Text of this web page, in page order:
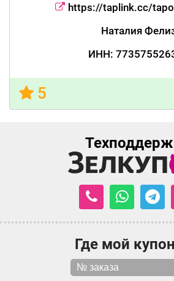
https://taplink.cc/
Наталия
ИНН:
5
Где мой